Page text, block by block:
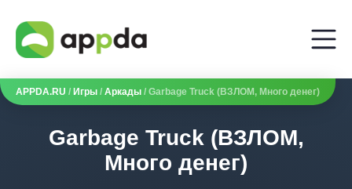
APPDA.RU / Игры / Аркады / Garbage Truck (ВЗЛОМ, Много денег)
Garbage Truck (ВЗЛОМ,
Много денег)